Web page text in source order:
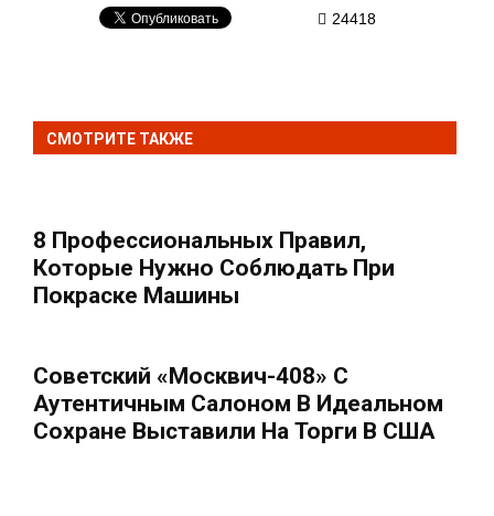
24418
СМОТРИТЕ ТАКЖЕ
8 Профессиональных Правил,
Которые Нужно Соблюдать При
Покраске Машины
Советский «Москвич-408» С
Аутентичным Салоном В Идеальном
Сохране Выставили На Торги В США